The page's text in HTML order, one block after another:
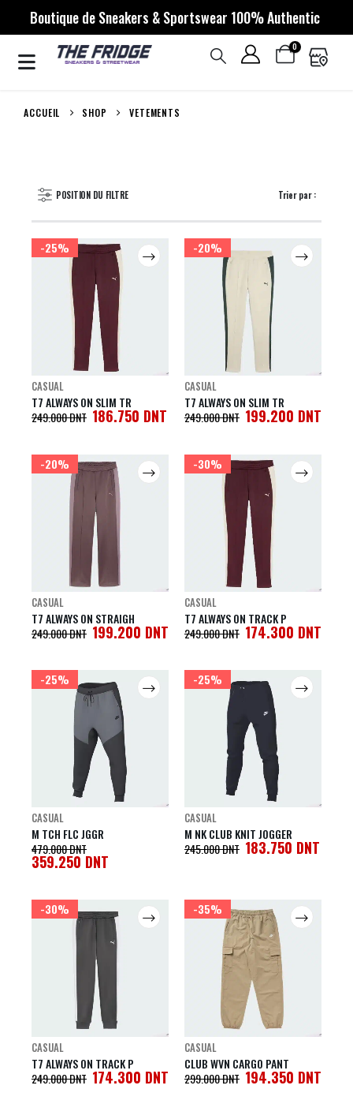
Boutique de Sneakers & Sportswear 100% Authentic
0
ACCUEIL SHOP VETEMENTS
POSITION DU FILTRE Trier par :
-25%
CASUAL
T7 ALWAYS ON SLIM TR
249.000DNT 186.750 DNT
-20%
CASUAL
T7 ALWAYS ON SLIM TR
249.000DNT 199.200 DNT
-20%
CASUAL
T7 ALWAYS ON STRAIGH
249.000DNT 199.200 DNT
-30%
CASUAL
T7 ALWAYS ON TRACK P
249.000DNT 174.300 DNT
-25%
CASUAL
M TCH FLC JGGR
479.000DNT
359.250 DNT
-25%
CASUAL
M NK CLUB KNIT JOGGER
245.000DNT 183.750 DNT
-30%
CASUAL
T7 ALWAYS ON TRACK P
249.000DNT 174.300 DNT
-35%
CASUAL
CLUB WVN CARGO PANT
299.000DNT 194.350 DNT